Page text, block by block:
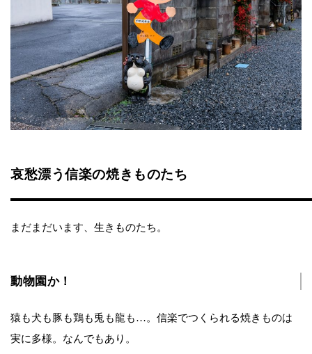
哀愁漂う信楽の焼きものたち
まだまだいます、生きものたち。
動物園か！
猿も犬も豚も鶏も兎も龍も…。信楽でつくられる焼きものは
実に多様。なんでもあり。